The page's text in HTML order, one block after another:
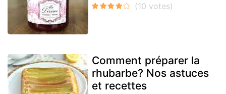
Comment préparer la
rhubarbe? Nos astuces
et recettes